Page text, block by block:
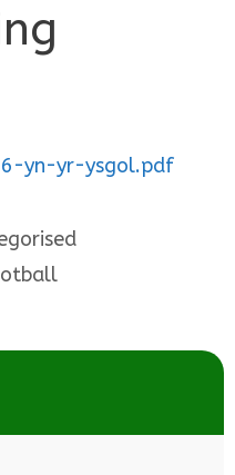
yn-yr-ysgol.pdf